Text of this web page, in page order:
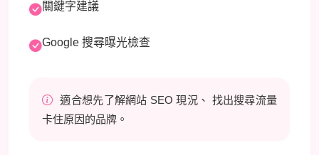
關鍵字建議
Google 搜尋曝光檢查
適合想先了解網站 SEO 現況、 找出搜尋流量
卡住原因的品牌。